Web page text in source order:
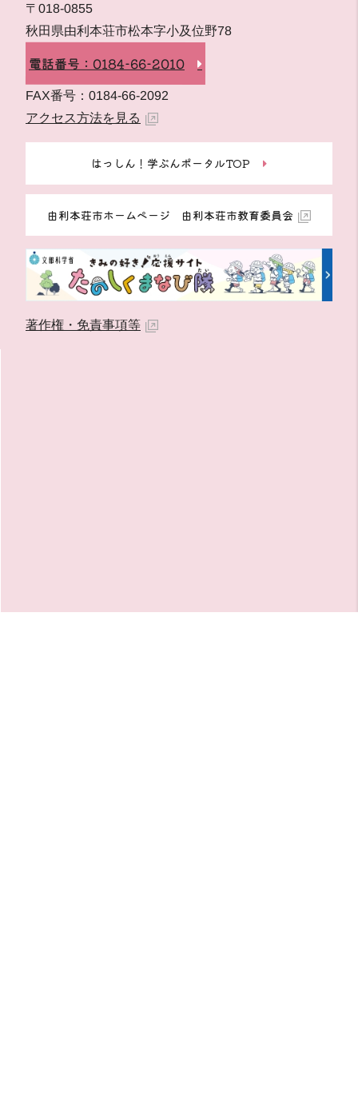
〒018-0855
秋田県由利本荘市松本字小及位野78
電話番号：0184-66-2010
FAX番号：0184-66-2092
アクセス方法を見る
はっしん！学ぶんポータルTOP
由利本荘市ホームページ 由利本荘市教育委員会
著作権・免責事項等